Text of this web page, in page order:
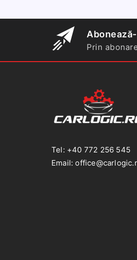
Prin
Tel: +40 772 256 545
Email: